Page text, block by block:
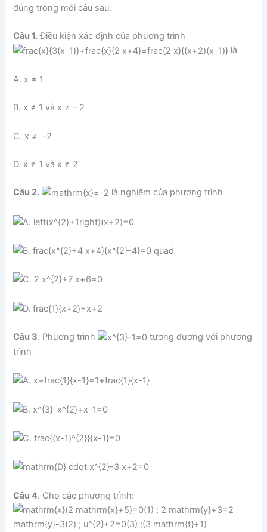
đúng trong mỗi câu sau.
Câu 1.Điều kiện xác định của phương trình
là
A. x ≠ 1
B. x ≠ 1 và x ≠ – 2
C. x ≠ -2
D. x ≠ 1 và x ≠ 2
Câu 2. là nghiệm của phương trình
Câu 3. Phương trình
tương đương với phương
trình
Câu 4. Cho các phương trình: